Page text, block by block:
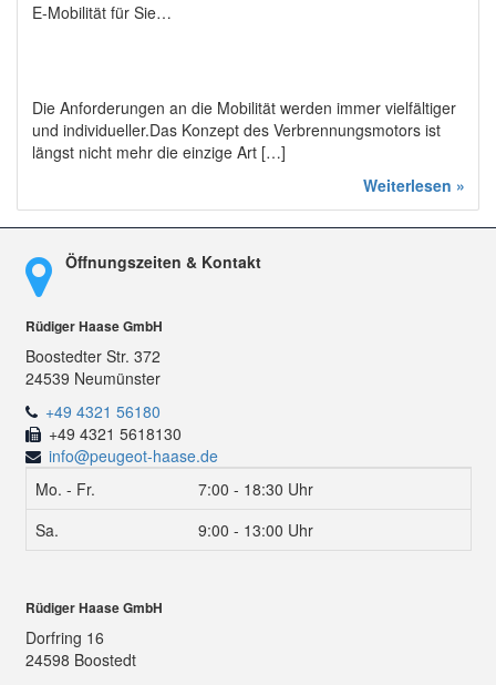
E-Mobilität für Sie…
Die Anforderungen an die Mobilität werden immer vielfältiger
und individueller.Das Konzept des Verbrennungsmotors ist
längst nicht mehr die einzige Art […]
Weiterlesen »
Öffnungszeiten & Kontakt
Rüdiger Haase GmbH
Boostedter Str. 372
24539 Neumünster
+49 4321 56180
+49 4321 5618130
info@peugeot-haase.de
Mo. - Fr.
7:00 - 18:30 Uhr
Sa.
9:00 - 13:00 Uhr
Rüdiger Haase GmbH
Dorfring 16
24598 Boostedt